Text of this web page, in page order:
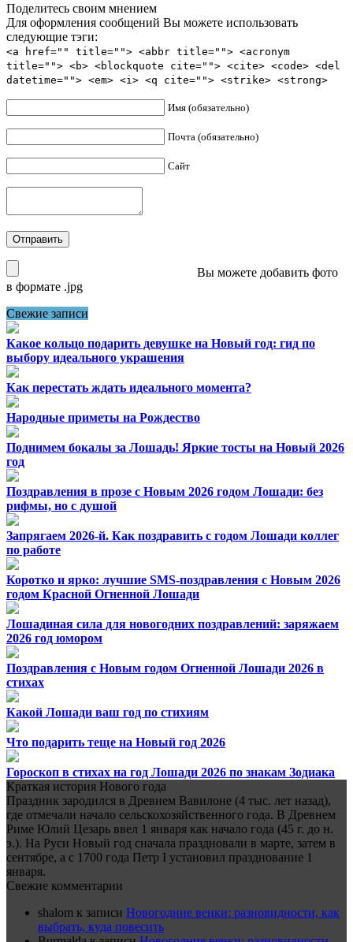
Поделитесь своим мнением
Для оформления сообщений Вы можете использовать
следующие тэги:
<a href="" title=""> <abbr title=""> <acronym
title=""> <b> <blockquote cite=""> <cite> <code> <del
datetime=""> <em> <i> <q cite=""> <strike> <strong>
Имя (обязательно)
Почта (обязательно)
Сайт
Вы можете добавить фото
в формате .jpg
Свежие записи
Какое кольцо подарить девушке на Новый год: гид по
выбору идеального украшения
Как перестать ждать идеального момента?
Народные приметы на Рождество
Поднимем бокалы за Лошадь! Яркие тосты на Новый 2026
год
Поздравления в прозе с Новым 2026 годом Лошади: без
рифмы, но с душой
Запрягаем 2026-й. Как поздравить с годом Лошади коллег
по работе
Коротко и ярко: лучшие SMS-поздравления с Новым 2026
годом Красной Огненной Лошади
Лошадиная сила для новогодних поздравлений: заряжаем
2026 год юмором
Поздравления с Новым годом Огненной Лошади 2026 в
стихах
Какой Лошади ваш год по стихиям
Что подарить теще на Новый год 2026
Гороскоп в стихах на год Лошади 2026 по знакам Зодиака
Краткая история Нового года
Праздник зародился в Древнем Вавилоне (4 тыс. лет назад),
где отмечали начало сельскохозяйственного года. В Древнем
Риме Юлий Цезарь ввел 1 января как начало года (45 г. до н.
э.). На Руси Новый год сначала праздновали в марте, затем в
сентябре, а с 1700 года Петр I установил празднование 1
января.
Свежие комментарии
shalom к записи Новогодние венки: разновидности, как
выбрать, куда повесить